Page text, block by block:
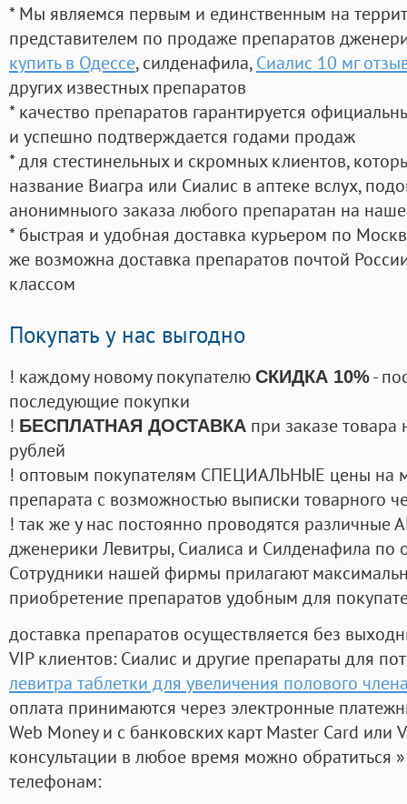
* Мы являемся первым и единственным на
представителем по продаже препаратов
купить в Одессе, силденафила, Сиалис 10 мг
других известных препаратов
* качество препаратов гарантируется
и успешно подтверждается годами продаж
* для стестинельных и скромных клиентов,
название Виагра или Сиалис в аптеке вслух,
анонимныого заказа любого препаратан на
* быстрая и удобная доставка курьером по
же возможна доставка препаратов почтой
классом
Покупать у нас выгодно
! каждому новому покупателю СКИДКА 10%-
последующие покупки
! БЕСПЛАТНАЯ ДОСТАВКА при заказе
рублей
! оптовым покупателям СПЕЦИАЛЬНЫЕ цены на
препарата с возможностью выписки товарного
! так же у нас постоянно проводятся
дженерики Левитры, Сиалиса и Силденафила по
Cотрудники нашей фирмы прилагают
приобретение препаратов удобным для
доставка препаратов осуществляется без
VIP клиентов: Сиалис и другие препараты для
левитра таблетки для увеличения полового
оплата принимаются через электронные
Web Money и с банковских карт Master Card или
консультации в любое время можно обратиться
телефонам: